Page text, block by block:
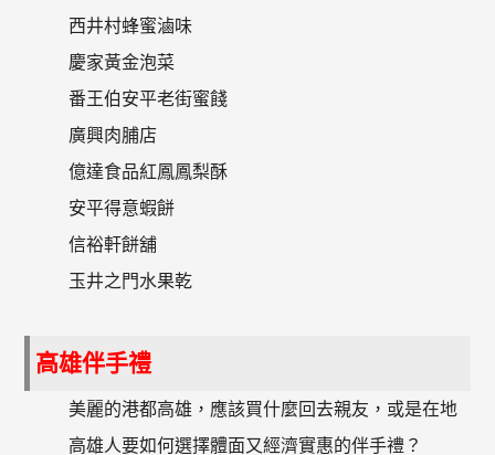
西井村蜂蜜滷味
慶家黃金泡菜
番王伯安平老街蜜餞
廣興肉脯店
億達食品紅鳳鳳梨酥
安平得意蝦餅
信裕軒餅舖
玉井之門水果乾
高雄伴手禮
美麗的港都高雄，應該買什麼回去親友，或是在地
高雄人要如何選擇體面又經濟實惠的伴手禮？